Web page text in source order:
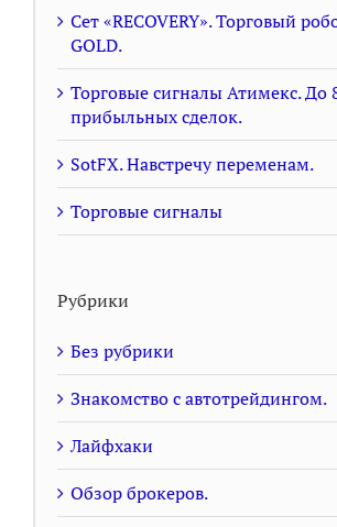
Сет «RECOVERY». Торговый
GOLD.
Торговые сигналы Атимекс. До
прибыльных сделок.
SotFX. Навстречу переменам.
Торговые сигналы
Рубрики
Без рубрики
Знакомство с автотрейдингом.
Лайфхаки
Обзор брокеров.